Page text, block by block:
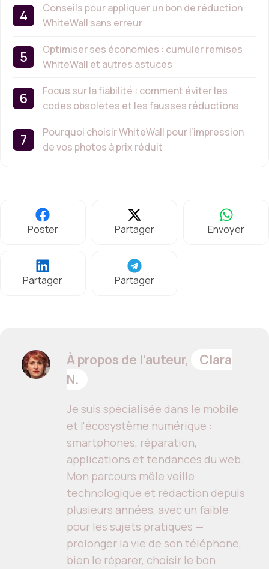
Conseils pour appliquer un bon de réduction
WhiteWall sans erreur
Optimiser ses économies : cumuler remises
WhiteWall et autres astuces
Focus sur la fiabilité : comment éviter les
codes obsolètes et les fausses réductions
Pourquoi choisir WhiteWall pour l’impression
de vos photos à prix réduit
Poster Partager Envoyer
Partager Partager
À propos de l’auteur,
Clara
N.
Je suis spécialisée dans le mobile
et l'écosystème numérique :
smartphones, réparation,
applications et tendances du web.
Mon parcours mêle veille
technologique et rédaction depuis
plusieurs années, avec un faible
pour les sujets pratiques —
prolonger la vie de son téléphone,
bien le réparer, choisir le bon